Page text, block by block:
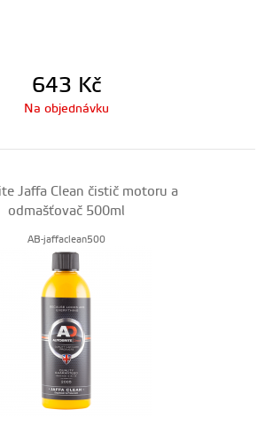
643 Kč
Na objednávku
Jaffa Clean čistič motoru a
odmašťovač 500ml
AB-jaffaclean500